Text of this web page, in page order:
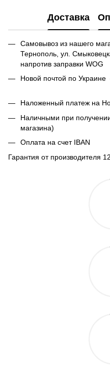
Доставка
Самовывоз из нашего
Тернополь, ул.
напротив заправки WOG
Новой почтой по
Наложенный платеж на
Наличными при
магазина)
Оплата на счет IBAN
Гарантия от производителя